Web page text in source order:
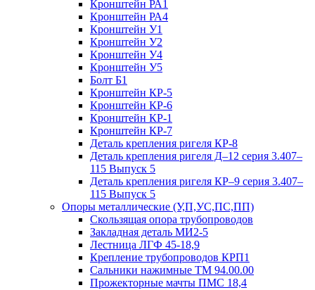
Кронштейн РА1
Кронштейн РА4
Кронштейн У1
Кронштейн У2
Кронштейн У4
Кронштейн У5
Болт Б1
Кронштейн КР-5
Кронштейн КР-6
Кронштейн КР-1
Кронштейн КР-7
Деталь крепления ригеля КР‑8
Деталь крепления ригеля Д–12 серия 3.407–
115 Выпуск 5
Деталь крепления ригеля КР–9 серия 3.407–
115 Выпуск 5
Опоры металлические (У,П,УС,ПС,ПП)
Скользящая опора трубопроводов
Закладная деталь МИ2-5
Лестница ЛГФ 45-18,9
Крепление трубопроводов КРП1
Сальники нажимные ТМ 94.00.00
Прожекторные мачты ПМС 18,4